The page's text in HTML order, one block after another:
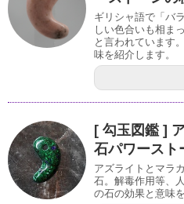
ギリシャ語で「バ
しい色合いも相ま
と言われています
味を紹介します。
[ 勾玉図鑑 ]
石パワースト
アズライトとマラ
石。解毒作用等、
の石の効果と意味